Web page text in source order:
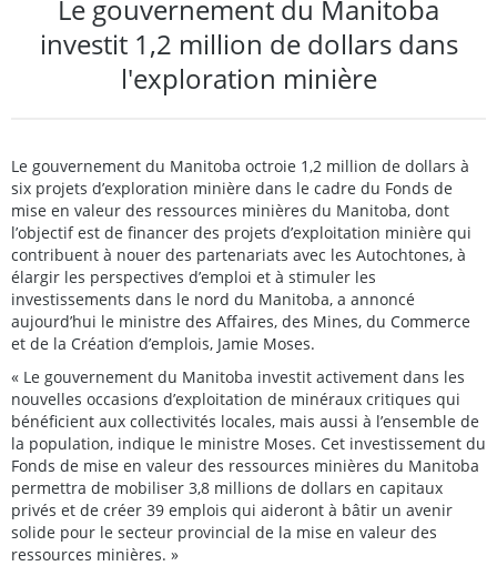
Le gouvernement du Manitoba
investit 1,2 million de dollars dans
l'exploration minière
Le gouvernement du Manitoba octroie 1,2 million de dollars à
six projets d’exploration minière dans le cadre du Fonds de
mise en valeur des ressources minières du Manitoba, dont
l’objectif est de financer des projets d’exploitation minière qui
contribuent à nouer des partenariats avec les Autochtones, à
élargir les perspectives d’emploi et à stimuler les
investissements dans le nord du Manitoba, a annoncé
aujourd’hui le ministre des Affaires, des Mines, du Commerce
et de la Création d’emplois, Jamie Moses.
« Le gouvernement du Manitoba investit activement dans les
nouvelles occasions d’exploitation de minéraux critiques qui
bénéficient aux collectivités locales, mais aussi à l’ensemble de
la population, indique le ministre Moses. Cet investissement du
Fonds de mise en valeur des ressources minières du Manitoba
permettra de mobiliser 3,8 millions de dollars en capitaux
privés et de créer 39 emplois qui aideront à bâtir un avenir
solide pour le secteur provincial de la mise en valeur des
ressources minières. »